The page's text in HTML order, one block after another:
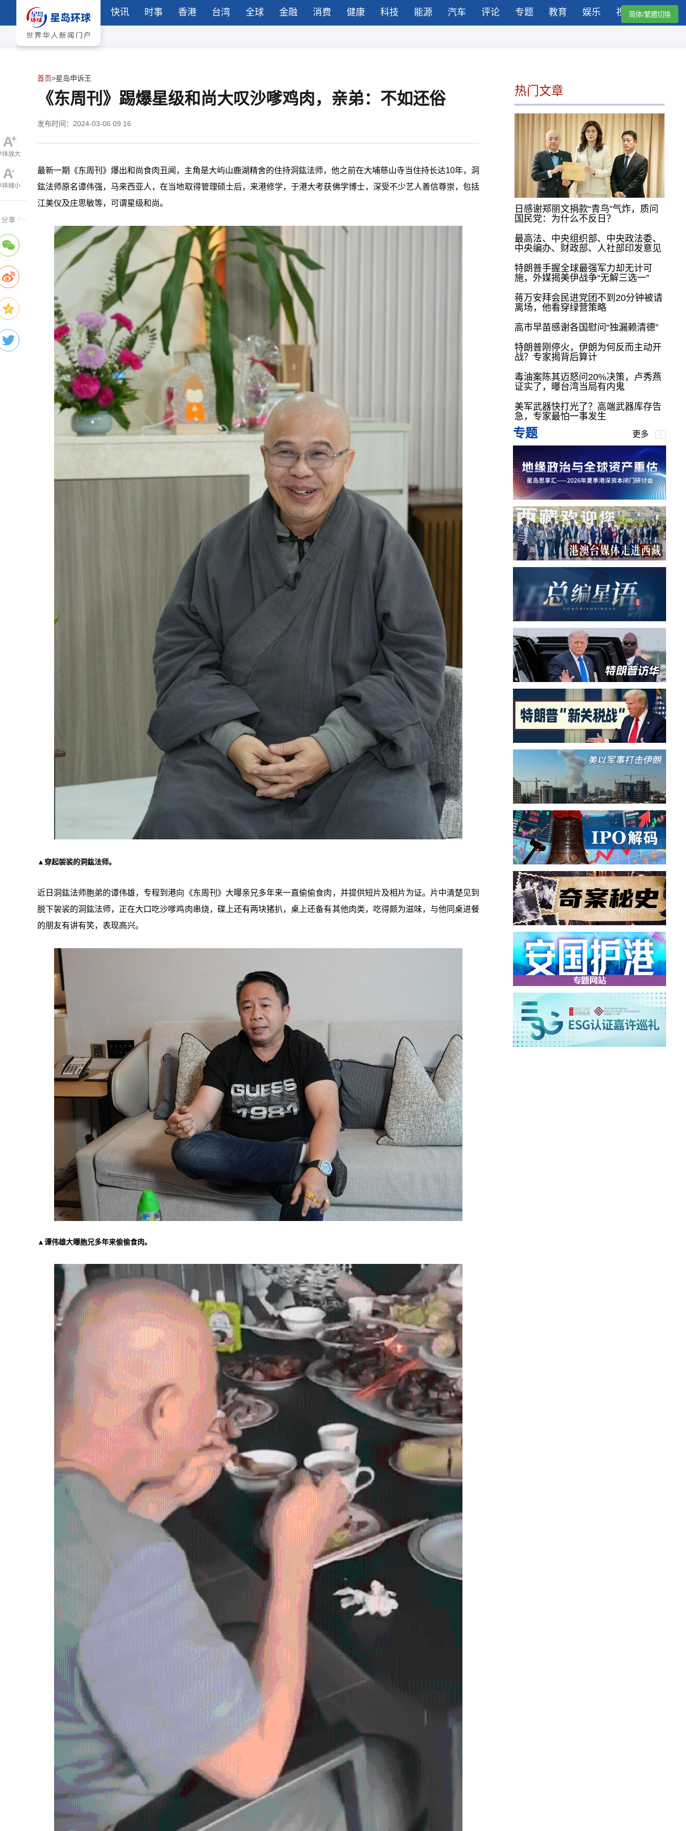
快讯 时事 香港 台湾 全球 金融 消费 健康 科技 能源 汽车 评论 专题 教育 娱乐 视频简体/繁體切換
首页>星岛申诉王
《东周刊》踢爆星级和尚大叹沙嗲鸡肉，亲弟：不如还俗
发布时间：2024-03-06 09:16
最新一期《东周刊》爆出和尚食肉丑闻，主角是大屿山鹿湖精舍的住持洞鈜法师，他之前在大埔慈山寺当住持长达10年，洞
鈜法师原名谭伟强，马来西亚人，在当地取得管理硕士后，来港修学，于港大考获佛学博士，深受不少艺人善信尊崇，包括
江美仪及庄思敏等，可谓星级和尚。
▲穿起袈裟的洞鈜法师。
近日洞鈜法师胞弟的谭伟雄，专程到港向《东周刊》大曝亲兄多年来一直偷偷食肉，并提供短片及相片为证。片中清楚见到
脱下袈裟的洞鈜法师，正在大口吃沙嗲鸡肉串烧，碟上还有两块猪扒，桌上还备有其他肉类，吃得颇为滋味，与他同桌进餐
的朋友有讲有笑，表现高兴。
▲谭伟雄大曝胞兄多年来偷偷食肉。
热门文章
日感谢郑丽文捐款“青鸟”气炸，质问
国民党：为什么不反日？
最高法、中央组织部、中央政法委、
中央编办、财政部、人社部印发意见
特朗普手握全球最强军力却无计可
施，外媒揭美伊战争“无解三选一”
蒋万安拜会民进党团不到20分钟被请
离场，他看穿绿营策略
高市早苗感谢各国慰问“独漏赖清德”
特朗普刚停火，伊朗为何反而主动开
战？专家揭背后算计
毒油案陈其迈怒问20%决策，卢秀燕
证实了，曝台湾当局有内鬼
美军武器快打光了？高端武器库存告
急，专家最怕一事发生
专题 更多